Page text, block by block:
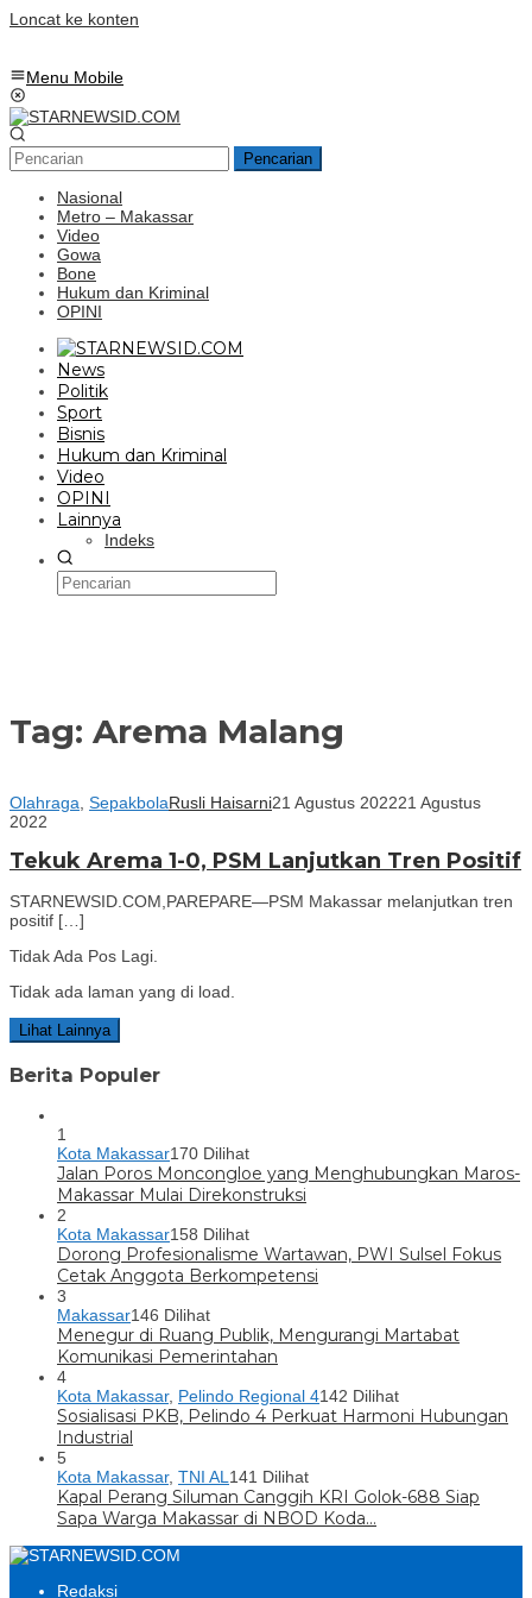
Loncat ke konten
Menu Mobile
Pencarian
Nasional
Metro – Makassar
Video
Gowa
Bone
Hukum dan Kriminal
OPINI
News
Politik
Sport
Bisnis
Hukum dan Kriminal
Video
OPINI
Lainnya
Indeks
Tag: Arema Malang
Olahraga SepakbolaRusli Haisarni21 Agustus 202221 Agustus
2022
Tekuk Arema 1-0, PSM Lanjutkan Tren Positif
STARNEWSID.COM,PAREPARE—PSM Makassar melanjutkan tren
positif […]
Tidak Ada Pos Lagi.
Tidak ada laman yang di load.
Lihat Lainnya
Berita Populer
1
Kota Makassar170 Dilihat
Jalan Poros Moncongloe yang Menghubungkan Maros-
Makassar Mulai Direkonstruksi
2
Kota Makassar158 Dilihat
Dorong Profesionalisme Wartawan, PWI Sulsel Fokus
Cetak Anggota Berkompetensi
3
Makassar146 Dilihat
Menegur di Ruang Publik, Mengurangi Martabat
Komunikasi Pemerintahan
4
Kota Makassar, Pelindo Regional 4142 Dilihat
Sosialisasi PKB, Pelindo 4 Perkuat Harmoni Hubungan
Industrial
5
Kota Makassar, TNI AL 141 Dilihat
Kapal Perang Siluman Canggih KRI Golok-688 Siap
Sapa Warga Makassar di NBOD Koda…
Redaksi